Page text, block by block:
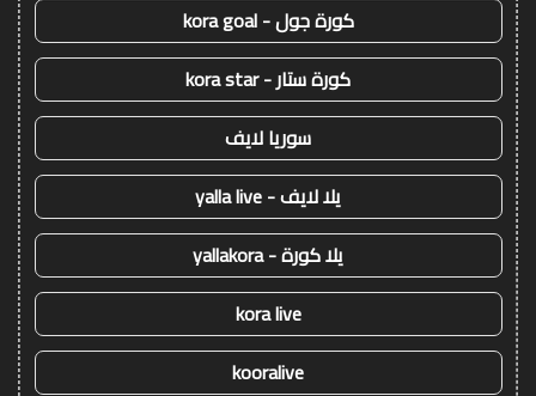
كورة جول - kora goal
كورة ستار - kora star
سوريا لايف
يلا لايف - yalla live
يلا كورة - yallakora
kora live
kooralive